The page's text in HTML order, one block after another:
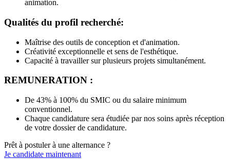
animation.
Qualités du profil recherché:
Maîtrise des outils de conception et d'animation.
Créativité exceptionnelle et sens de l'esthétique.
Capacité à travailler sur plusieurs projets simultanément.
REMUNERATION :
De 43% à 100% du SMIC ou du salaire minimum
conventionnel.
Chaque candidature sera étudiée par nos soins après réception
de votre dossier de candidature.
Prêt à postuler à une alternance ?
Je candidate maintenant